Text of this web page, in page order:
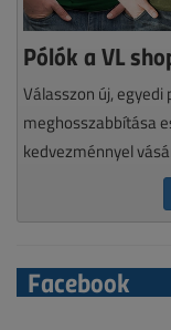
Pólók a VL
Válasszon új,
meghosszabbítása
kedvezménnyel
Facebook